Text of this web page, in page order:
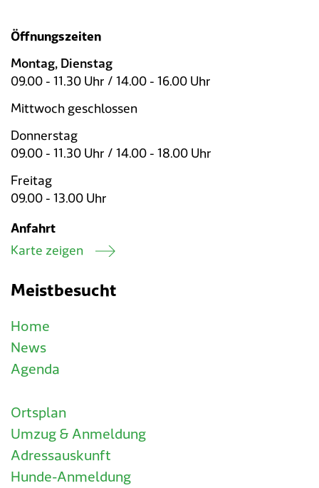
Öffnungszeiten
Montag, Dienstag
09.00 - 11.30 Uhr / 14.00 - 16.00 Uhr
Mittwoch geschlossen
Donnerstag
09.00 - 11.30 Uhr / 14.00 - 18.00 Uhr
Freitag
09.00 - 13.00 Uhr
Anfahrt
Karte zeigen
Meistbesucht
Home
News
Agenda
Ortsplan
Umzug & Anmeldung
Adressauskunft
Hunde-Anmeldung